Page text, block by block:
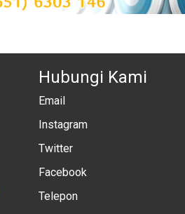
Hubungi Kami
Email
Instagram
Twitter
Facebook
Telepon